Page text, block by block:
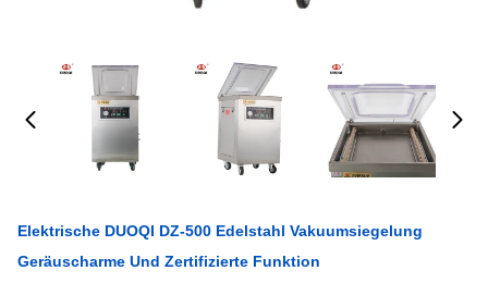
Elektrische DUOQI DZ-500 Edelstahl Vakuumsiegelung
Geräuscharme Und Zertifizierte Funktion